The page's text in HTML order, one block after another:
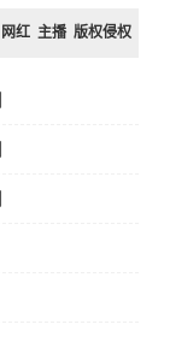
网红 主播 版权侵权